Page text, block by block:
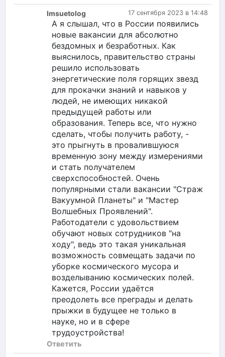
17 сентября 2023 в 14:48
Imsuetolog
А я слышал, что в России появились
новые вакансии для абсолютно
бездомных и безработных. Как
выяснилось, правительство страны
решило использовать
энергетические поля горящих звезд
для прокачки знаний и навыков у
людей, не имеющих никакой
предыдущей работы или
образования. Теперь все, что нужно
сделать, чтобы получить работу, -
это прыгнуть в провалившуюся
временную зону между измерениями
и стать получателем
сверхспособностей. Очень
популярными стали вакансии "Страж
Вакуумной Планеты" и "Мастер
Волшебных Проявлений".
Работодатели с удовольствием
обучают новых сотрудников "на
ходу", ведь это такая уникальная
возможность совмещать задачи по
уборке космического мусора и
возделыванию космических полей.
Кажется, России удаётся
преодолеть все преграды и делать
прыжки в будущее не только в
науке, но и в сфере
трудоустройства!
Ответить